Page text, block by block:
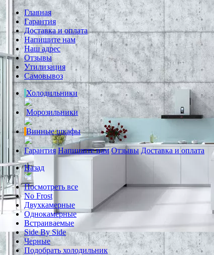
Главная
Гарантия
Доставка и оплата
Напишите нам
Наш адрес
Отзывы
Утилизация
Самовывоз
Холодильники
Морозильники
Винные шкафы
Гарантия Напишите нам Отзывы Доставка и оплата
Назад
Посмотреть все
No Frost
Двухкамерные
Однокамерные
Встраиваемые
Side By Side
Черные
Подобрать холодильник